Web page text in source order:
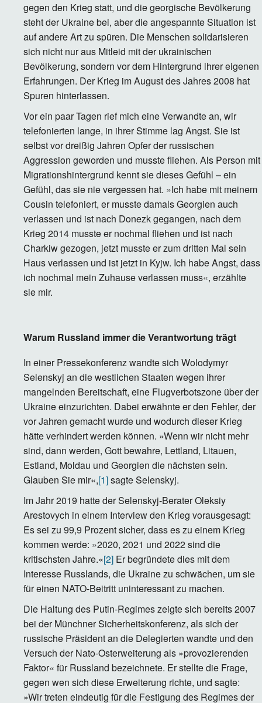
gegen den Krieg statt, und die georgische Bevölkerung
steht der Ukraine bei, aber die angespannte Situation ist
auf andere Art zu spüren. Die Menschen solidarisieren
sich nicht nur aus Mitleid mit der ukrainischen
Bevölkerung, sondern vor dem Hintergrund ihrer eigenen
Erfahrungen. Der Krieg im August des Jahres 2008 hat
Spuren hinterlassen.
Vor ein paar Tagen rief mich eine Verwandte an, wir
telefonierten lange, in ihrer Stimme lag Angst. Sie ist
selbst vor dreißig Jahren Opfer der russischen
Aggression geworden und musste fliehen. Als Person mit
Migrationshintergrund kennt sie dieses Gefühl – ein
Gefühl, das sie nie vergessen hat. »Ich habe mit meinem
Cousin telefoniert, er musste damals Georgien auch
verlassen und ist nach Donezk gegangen, nach dem
Krieg 2014 musste er nochmal fliehen und ist nach
Charkiw gezogen, jetzt musste er zum dritten Mal sein
Haus verlassen und ist jetzt in Kyjw. Ich habe Angst, dass
ich nochmal mein Zuhause verlassen muss«, erzählte
sie mir.
Warum Russland immer die Verantwortung trägt
In einer Pressekonferenz wandte sich Wolodymyr
Selenskyj an die westlichen Staaten wegen ihrer
mangelnden Bereitschaft, eine Flugverbotszone über der
Ukraine einzurichten. Dabei erwähnte er den Fehler, der
vor Jahren gemacht wurde und wodurch dieser Krieg
hätte verhindert werden können. »Wenn wir nicht mehr
sind, dann werden, Gott bewahre, Lettland, Litauen,
Estland, Moldau und Georgien die nächsten sein.
Glauben Sie mir«,[1]sagte Selenskyj.
Im Jahr 2019 hatte der Selenskyj-Berater Oleksiy
Arestovych in einem Interview den Krieg vorausgesagt:
Es sei zu 99,9 Prozent sicher, dass es zu einem Krieg
kommen werde: »2020, 2021 und 2022 sind die
kritischsten Jahre.«[2] Er begründete dies mit dem
Interesse Russlands, die Ukraine zu schwächen, um sie
für einen NATO-Beitritt uninteressant zu machen.
Die Haltung des Putin-Regimes zeigte sich bereits 2007
bei der Münchner Sicherheitskonferenz, als sich der
russische Präsident an die Delegierten wandte und den
Versuch der Nato-Osterweiterung als »provozierenden
Faktor« für Russland bezeichnete. Er stellte die Frage,
gegen wen sich diese Erweiterung richte, und sagte:
»Wir treten eindeutig für die Festigung des Regimes der